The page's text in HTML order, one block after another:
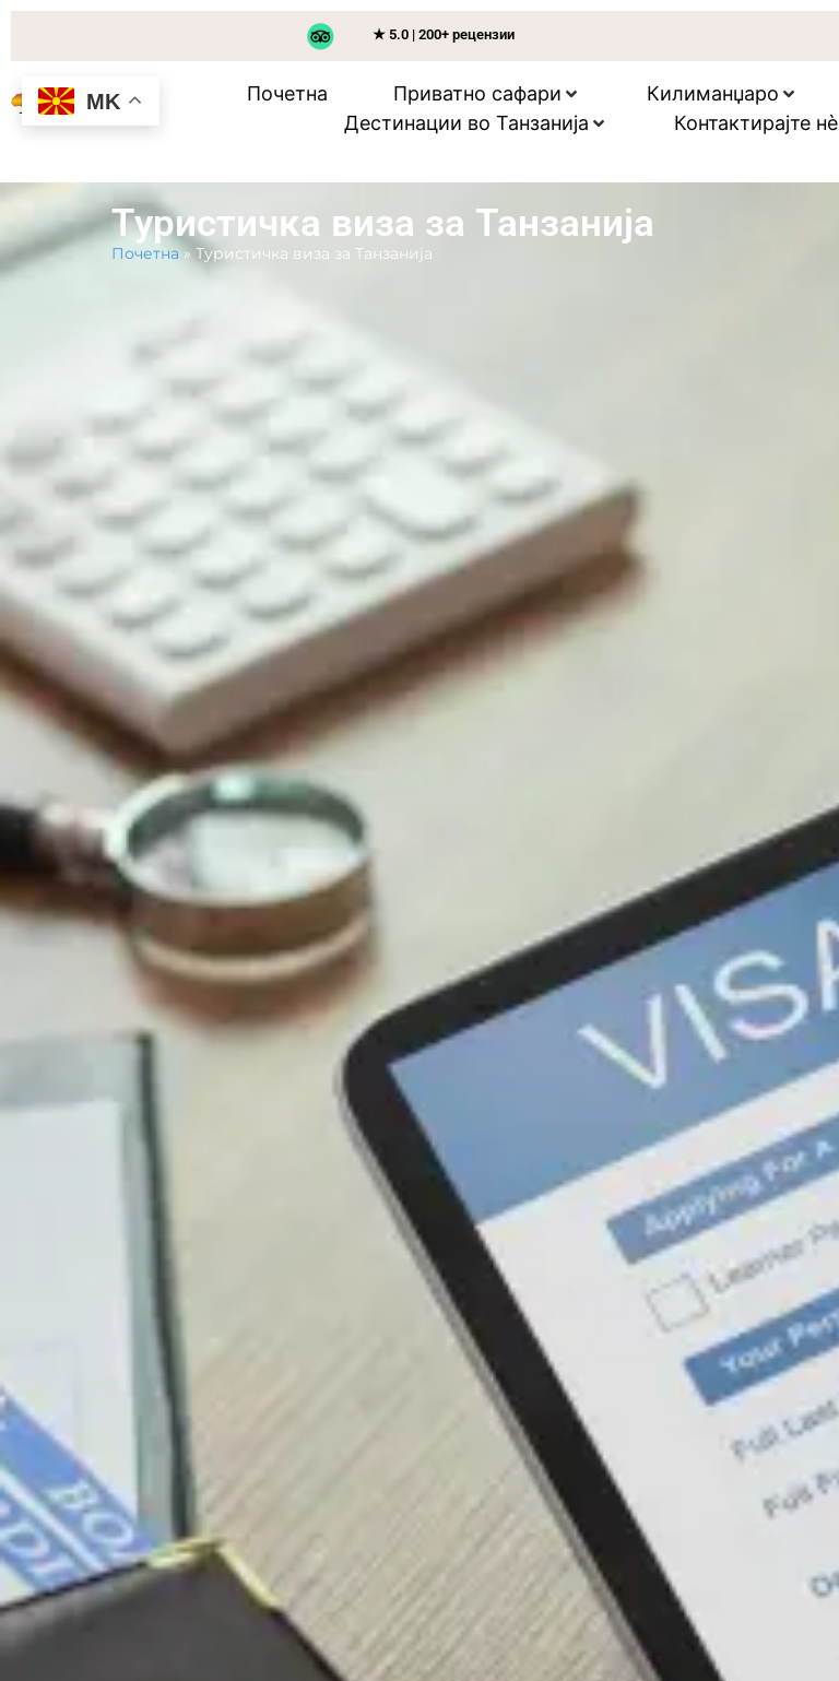
★ 5.0 | 200+ рецензии
Почетна Приватно сафари Килиманџаро
Дестинации во Танзанија
Контактирајте нѐ
Туристичка виза за Танзанија
Почетна » Туристичка виза за Танзанија
MK